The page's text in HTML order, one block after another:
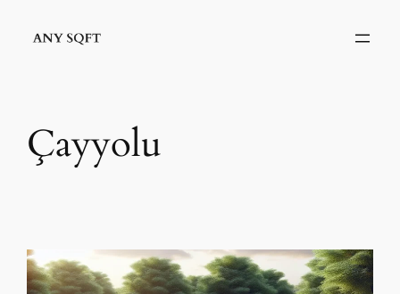
Çayyolu